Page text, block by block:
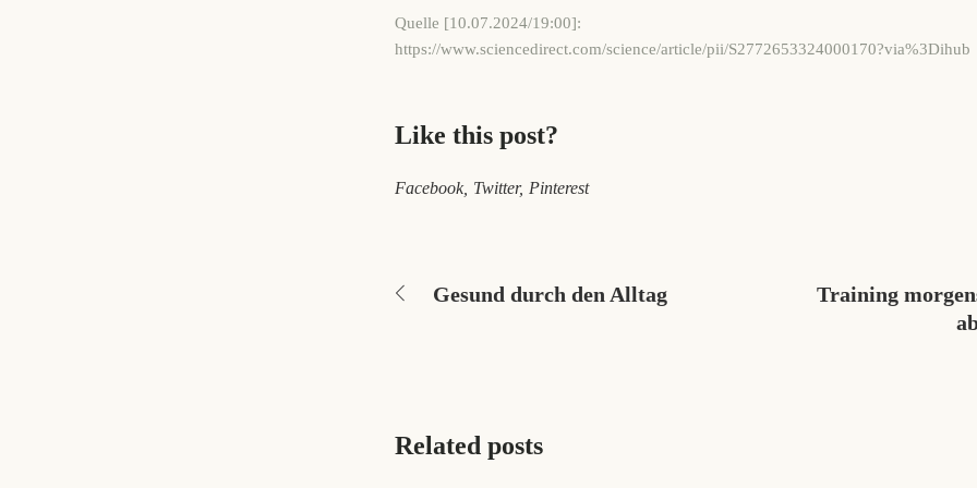
Quelle [10.07.2024/19:00]:
https://www.sciencedirect.com/science/article/pii/S2772653324000170?via%3Dihub
Like this post?
Facebook Twitter Pinterest
Gesund durch den Alltag
Training
Related posts